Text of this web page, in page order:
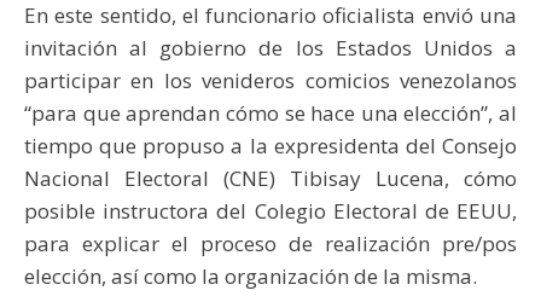
En este sentido, el funcionario oficialista envió una
invitación al gobierno de los Estados Unidos a
participar en los venideros comicios venezolanos
“para que aprendan cómo se hace una elección”, al
tiempo que propuso a la expresidenta del Consejo
Nacional Electoral (CNE) Tibisay Lucena, cómo
posible instructora del Colegio Electoral de EEUU,
para explicar el proceso de realización pre/pos
elección, así como la organización de la misma.